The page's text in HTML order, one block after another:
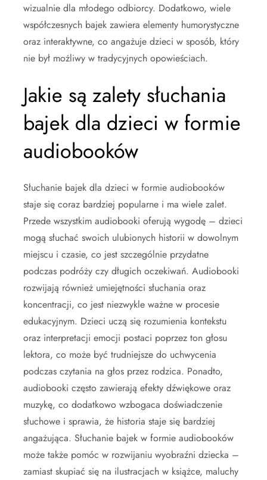
wizualnie dla młodego odbiorcy. Dodatkowo, wiele
współczesnych bajek zawiera elementy humorystyczne
oraz interaktywne, co angażuje dzieci w sposób, który
nie był możliwy w tradycyjnych opowieściach.
Jakie są zalety słuchania
bajek dla dzieci w formie
audiobooków
Słuchanie bajek dla dzieci w formie audiobooków
staje się coraz bardziej popularne i ma wiele zalet.
Przede wszystkim audiobooki oferują wygodę – dzieci
mogą słuchać swoich ulubionych historii w dowolnym
miejscu i czasie, co jest szczególnie przydatne
podczas podróży czy długich oczekiwań. Audiobooki
rozwijają również umiejętności słuchania oraz
koncentracji, co jest niezwykle ważne w procesie
edukacyjnym. Dzieci uczą się rozumienia kontekstu
oraz interpretacji emocji postaci poprzez ton głosu
lektora, co może być trudniejsze do uchwycenia
podczas czytania na głos przez rodzica. Ponadto,
audiobooki często zawierają efekty dźwiękowe oraz
muzykę, co dodatkowo wzbogaca doświadczenie
słuchowe i sprawia, że historia staje się bardziej
angażująca. Słuchanie bajek w formie audiobooków
może także pomóc w rozwijaniu wyobraźni dziecka –
zamiast skupiać się na ilustracjach w książce, maluchy